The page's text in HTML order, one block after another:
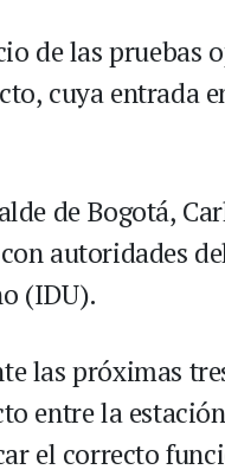
de las pruebas
cuya entrada
de Bogotá,
autoridades
(IDU).
las próximas
entre la
el correcto